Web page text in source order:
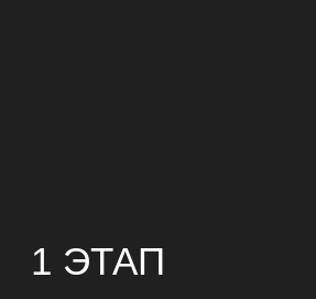
ПРОЕКТИРОВАНИЕ